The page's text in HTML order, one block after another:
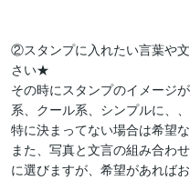
②スタンプに入れたい言葉や
さい★
その時にスタンプのイメージ
系、クール系、シンプルに、、
特に決まってない場合は希望
また、写真と文言の組み合わ
に選びますが、希望があれば